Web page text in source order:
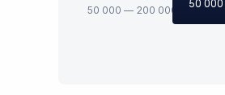
50 000 — 200 000
50 000